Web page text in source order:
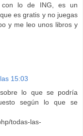
con lo de ING, es un
es gratis y no juegas
y me leo unos libros y
15:03
lo que se podría
según lo que se
todas-las-